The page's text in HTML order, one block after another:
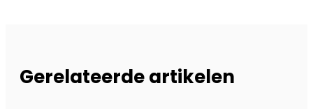
Gerelateerde artikelen